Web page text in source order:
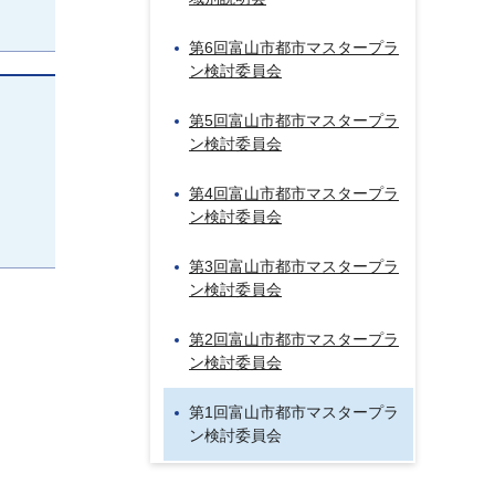
第6回富山市都市マスタープラ
ン検討委員会
第5回富山市都市マスタープラ
ン検討委員会
第4回富山市都市マスタープラ
ン検討委員会
第3回富山市都市マスタープラ
ン検討委員会
第2回富山市都市マスタープラ
ン検討委員会
第1回富山市都市マスタープラ
ン検討委員会